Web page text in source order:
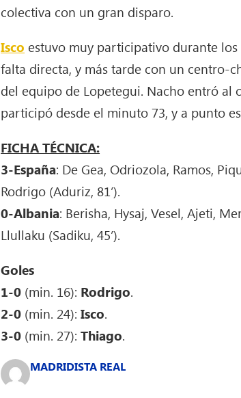
colectiva con un gran disparo.
Isco estuvo muy participativo durante
falta directa, y más tarde con un centro-
del equipo de Lopetegui. Nacho entró al
participó desde el minuto 73, y a punto
FICHA TÉCNICA:
3-España: De Gea, Odriozola, Ramos,
Rodrigo (Aduriz, 81’).
0-Albania: Berisha, Hysaj, Vesel, Ajeti,
Llullaku (Sadiku, 45’).
Goles
1-0 (min. 16): Rodrigo.
2-0 (min. 24):Isco.
3-0 (min. 27):Thiago.
MADRIDISTA REAL